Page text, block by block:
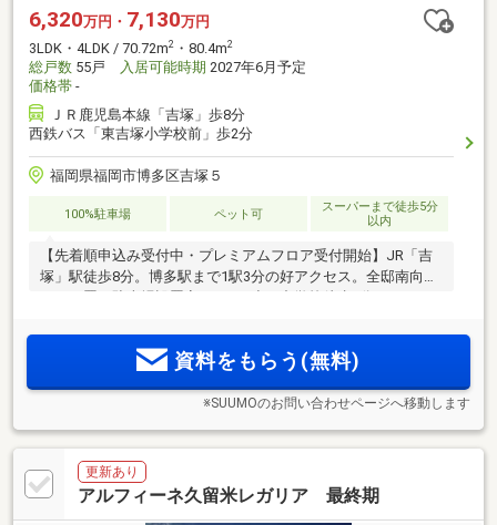
6,320万円・ 7,130万円
3LDK・4LDK / 70.72m2 ・80.4m2
総戸数 55戸 入居可能時期 2027年6月予定
価格帯 -
ＪＲ鹿児島本線「吉塚」歩8分
西鉄バス「東吉塚小学校前」歩2分
福岡県福岡市博多区吉塚５
100%駐車場 ペット可
スーパーまで徒歩5分
以内
【先着順申込み受付中・プレミアムフロア受付開始】JR「吉
塚」駅徒歩8分。博多駅まで1駅3分の好アクセス。全邸南向
資料をもらう(無料)
※SUUMOのお問い合わせページへ移動します
更新あり
アルフィーネ久留米レガリア 最終期